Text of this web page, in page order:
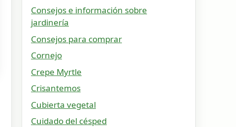
Consejos e información sobre
jardinería
Consejos para comprar
Cornejo
Crepe Myrtle
Crisantemos
Cubierta vegetal
Cuidado del césped